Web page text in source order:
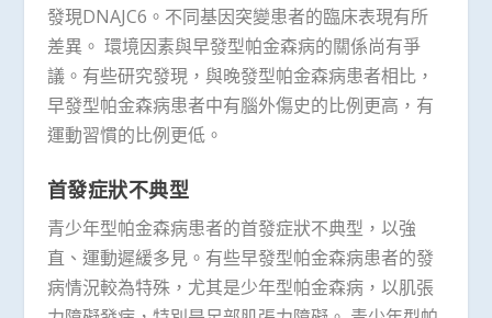
發現DNAJC6。不同基因突變患者的臨床表現有所
差異。 環境因素與早發型帕金森病的關係尚有爭
議。有些研究發現，與晚發型帕金森病患者相比，
早發型帕金森病患者中有腦外傷史的比例更高，有
運動習慣的比例更低。
首發症狀不典型
青少年型帕金森病患者的首發症狀不典型，以強
直、運動遲緩多見。有些早發型帕金森病患者的發
病情況較為特殊，尤其是少年型帕金森病，以肌張